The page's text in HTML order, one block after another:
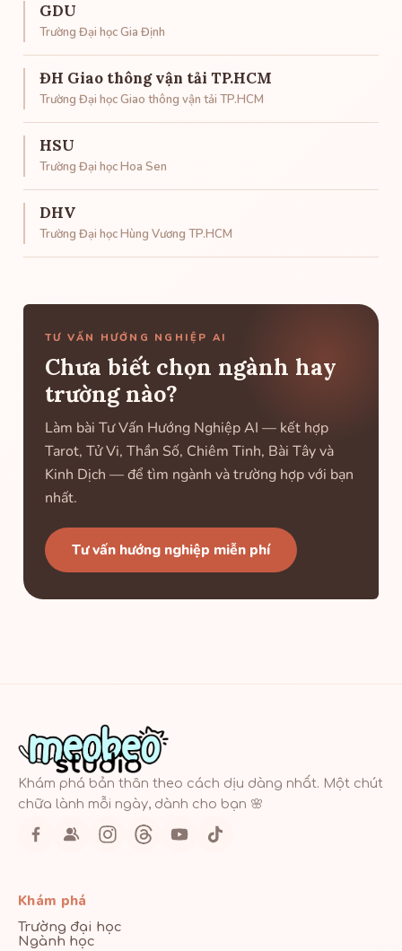
GDU
Trường Đại học Gia Định
ĐH Giao thông vận tải TP.HCM
Trường Đại học Giao thông vận tải TP.HCM
HSU
Trường Đại học Hoa Sen
DHV
Trường Đại học Hùng Vương TP.HCM
TƯ VẤN HƯỚNG NGHIỆP AI
Chưa biết chọn ngành hay
trường nào?
Làm bài Tư Vấn Hướng Nghiệp AI — kết hợp
Tarot, Tử Vi, Thần Số, Chiêm Tinh, Bài Tây và
Kinh Dịch — để tìm ngành và trường hợp với bạn
nhất.
Tư vấn hướng nghiệp miễn phí
Khám phá bản thân theo cách dịu dàng nhất. Một chút
chữa lành mỗi ngày, dành cho bạn 🌸
Khám phá
Trường đại học
Ngành học